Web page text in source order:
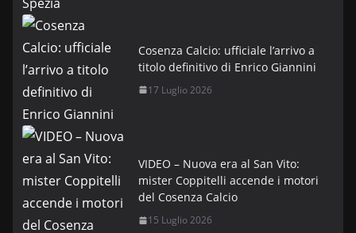
Cosenza Calcio: ufficiale l’arrivo a
titolo definitivo di Enrico Giannini
17 Luglio 2026
VIDEO – Nuova era al San Vito:
mister Coppitelli accende i motori
del Cosenza Calcio
15 Luglio 2026